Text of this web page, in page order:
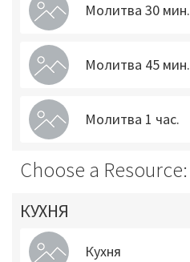
Молитва 30 мин.
Молитва 45 мин.
Молитва 1 час.
Choose a Resource:
КУХНЯ
Кухня